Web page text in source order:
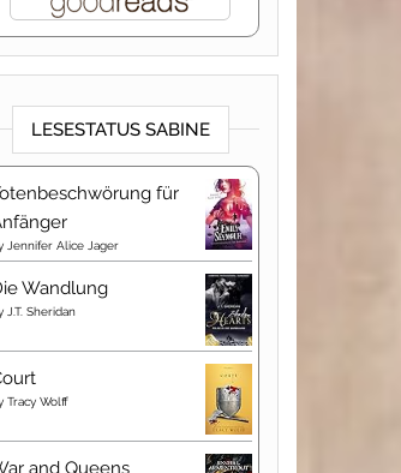
LESESTATUS SABINE
für
Jennifer Alice Jager
Wandlung
J.T. Sheridan
Tracy Wolff
and Queens